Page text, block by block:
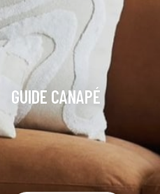
GUIDE CANAPÉ